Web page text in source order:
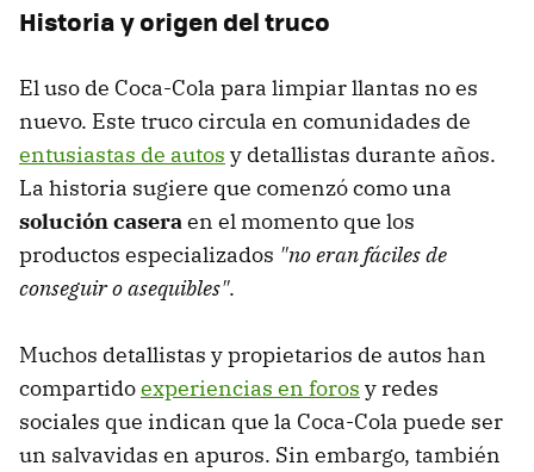
Historia y origen del truco
El uso de Coca-Cola para limpiar llantas no es
nuevo. Este truco circula en comunidades de
entusiastas de autos y detallistas durante años.
La historia sugiere que comenzó como una
solución caseraen el momento que los
productos especializados "no eran fáciles de
conseguir o asequibles".
Muchos detallistas y propietarios de autos han
compartidoexperiencias en foros y redes
sociales que indican que la Coca-Cola puede ser
un salvavidas en apuros. Sin embargo, también